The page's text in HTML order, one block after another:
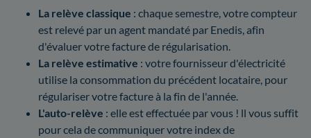
La relève classique : chaque semestre, votre compteur
est relevé par un agent mandaté par Enedis, afin
d'évaluer votre facture de régularisation.
La relève estimative : votre fournisseur d'électricité
utilise la consommation du précédent locataire, pour
régulariser votre facture à la fin de l'année.
L'auto-relève : elle est effectuée par vous ! ll vous suffit
pour cela de communiquer votre index de